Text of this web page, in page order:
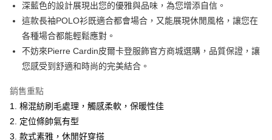
Google Pay
ATM付款
運送方式
全家取貨付款
每筆NT$60，滿NT$1,200(含以上)免運費
付款後全家取貨
深藍色的設計展現出您的優雅與品味，為您增添自信。
這款長袖POLO衫既適合都會場合，又能展現休閒風格，讓您在
各種場合都能輕鬆應對。
不妨來Pierre Cardin皮爾卡登服飾官方商城選購，品質保證，讓
您感受到舒適和時尚的完美結合。
銷售重點
1. 棉混紡刷毛處理，觸感柔軟，保暖性佳
2. 定位條帥氣有型
3. 款式素雅，休閒好穿搭